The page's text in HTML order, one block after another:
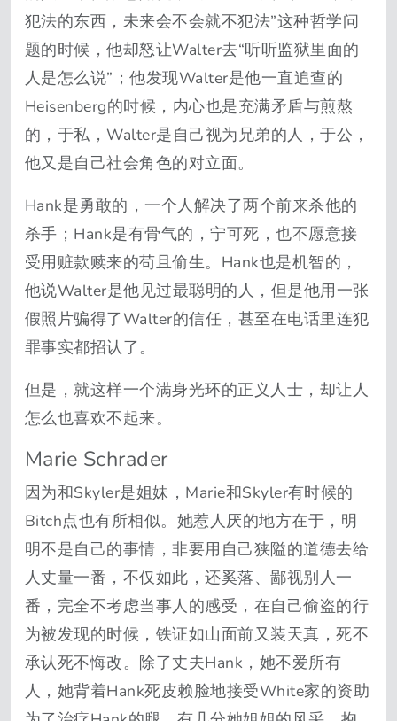
犯法的东西，未来会不会就不犯法”这种哲学问
题的时候，他却怒让Walter去“听听监狱里面的
人是怎么说”；他发现Walter是他一直追查的
Heisenberg的时候，内心也是充满矛盾与煎熬
的，于私，Walter是自己视为兄弟的人，于公，
他又是自己社会角色的对立面。
Hank是勇敢的，一个人解决了两个前来杀他的
杀手；Hank是有骨气的，宁可死，也不愿意接
受用赃款赎来的苟且偷生。Hank也是机智的，
他说Walter是他见过最聪明的人，但是他用一张
假照片骗得了Walter的信任，甚至在电话里连犯
罪事实都招认了。
但是，就这样一个满身光环的正义人士，却让人
怎么也喜欢不起来。
Marie Schrader
因为和Skyler是姐妹，Marie和Skyler有时候的
Bitch点也有所相似。她惹人厌的地方在于，明
明不是自己的事情，非要用自己狭隘的道德去给
人丈量一番，不仅如此，还奚落、鄙视别人一
番，完全不考虑当事人的感受，在自己偷盗的行
为被发现的时候，铁证如山面前又装天真，死不
承认死不悔改。除了丈夫Hank，她不爱所有
人，她背着Hank死皮赖脸地接受White家的资助